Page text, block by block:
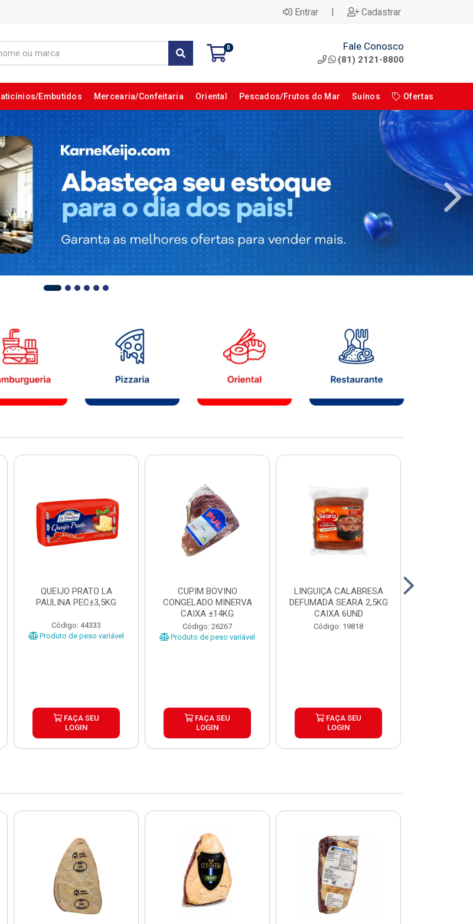
Entrar | Cadastrar
0 Fale Conosco
(81) 2121-8800
Embutidos Mercearia/Confeitaria Oriental Pescados/Frutos do Mar Suínos Ofertas
QUEIJO PRATO LA
PAULINA PEC±3,5KG
Código: 44333
Produto de peso variável
FAÇA SEU
LOGIN
CUPIM BOVINO
CONGELADO MINERVA
CAIXA ±14KG
Código: 26267
Produto de peso variável
FAÇA SEU
LOGIN
LINGUIÇA CALABRESA
DEFUMADA SEARA 2,5KG
CAIXA 6UND
Código: 19818
FAÇA SEU
LOGIN